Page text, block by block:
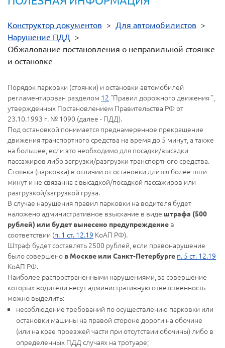
Конструктор документов > Для автомобилистов >
Нарушение ПДД >
Обжалование постановления о неправильной стоянке
и остановке
Порядок парковки (стоянки) и остановки автомобилей
регламентирован разделом 12 "Правил дорожного движения ",
утвержденных Постановлением Правительства РФ от
23.10.1993 г. № 1090 (далее - ПДД).
Под остановкой понимается преднамеренное прекращение
движения транспортного средства на время до 5 минут, а также
на большее, если это необходимо для посадки/высадки
пассажиров либо загрузки/разгрузки транспортного средства.
Стоянка (парковка) в отличии от остановки длится более пяти
минут и не связанна с высадкой/посадкой пассажиров или
разгрузкой/загрузкой груза.
В случае нарушения правил парковки на водителя будет
наложено административное взыскание в виде штрафа (500
рублей) или будет вынесено предупреждение в
соответствии (п. 1 ст. 12.19 КоАП РФ).
Штраф будет составлять 2500 рублей, если правонарушение
было совершено в Москве или Санкт-Петербурге п. 5 ст. 12.19
КоАП РФ.
Наиболее распространенными нарушениями, за совершение
которых водители несут административную ответственность
можно выделить:
несоблюдение требований по осуществлению парковки или
остановки машины на правой стороне дороги на обочине
(или на крае проезжей части при отсутствии обочины) либо в
определенных ПДД случаях на тротуаре;